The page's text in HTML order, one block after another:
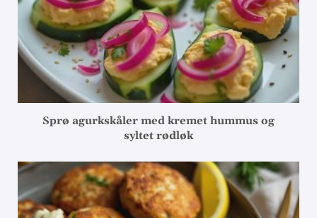
Sprø agurkskåler med kremet hummus og
syltet rødløk